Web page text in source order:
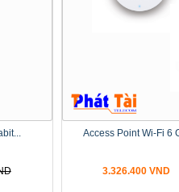
Access Point Wi-Fi 6
3.326.400 VND